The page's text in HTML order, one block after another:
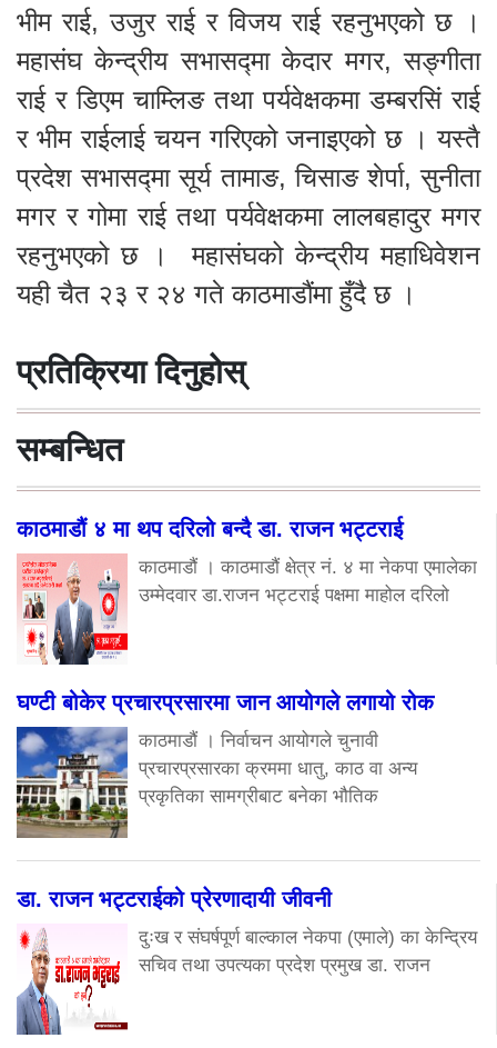
भीम राई, उजुर राई र विजय राई रहनुभएको छ ।
महासंघ केन्द्रीय सभासद्मा केदार मगर, सङ्गीता
राई र डिएम चाम्लिङ तथा पर्यवेक्षकमा डम्बरसिं राई
र भीम राईलाई चयन गरिएको जनाइएको छ । यस्तै
प्रदेश सभासद्मा सूर्य तामाङ, चिसाङ शेर्पा, सुनीता
मगर र गोमा राई तथा पर्यवेक्षकमा लालबहादुर मगर
रहनुभएको छ । महासंघको केन्द्रीय महाधिवेशन
यही चैत २३ र २४ गते काठमाडौंमा हुँदै छ ।
प्रतिक्रिया दिनुहोस्
सम्बन्धित
काठमाडौं ४ मा थप दरिलो बन्दै डा. राजन भट्टराई
काठमाडौं । काठमाडौं क्षेत्र नं. ४ मा नेकपा एमालेका
उम्मेदवार डा.राजन भट्टराई पक्षमा माहोल दरिलो
घण्टी बोकेर प्रचारप्रसारमा जान आयोगले लगायो रोक
काठमाडौं । निर्वाचन आयोगले चुनावी
प्रचारप्रसारका क्रममा धातु, काठ वा अन्य
प्रकृतिका सामग्रीबाट बनेका भौतिक
डा. राजन भट्टराईको प्रेरणादायी जीवनी
दुःख र संघर्षपूर्ण बाल्काल नेकपा (एमाले) का केन्द्रिय
सचिव तथा उपत्यका प्रदेश प्रमुख डा. राजन